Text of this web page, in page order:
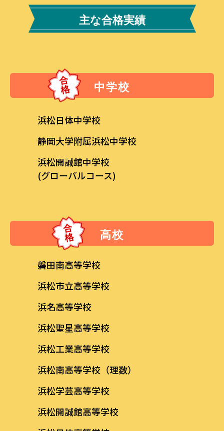
主な合格実績
中学校
浜松日体中学校
静岡大学附属浜松中学校
浜松開誠館中学校
(グローバルコース)
高校
磐田南高等学校
浜松市立高等学校
浜名高等学校
浜松聖星高等学校
浜松工業高等学校
浜松南高等学校（理数）
浜松学芸高等学校
浜松開誠館高等学校